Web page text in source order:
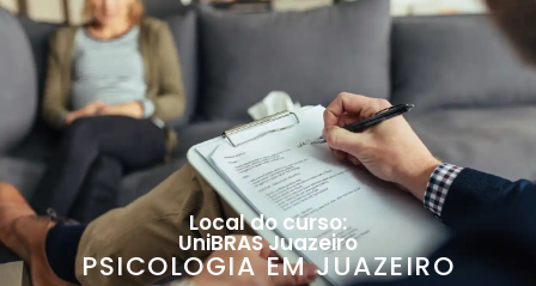
Local do curso:
UniBRAS Juazeiro
PSICOLOGIA EM JUAZEIRO